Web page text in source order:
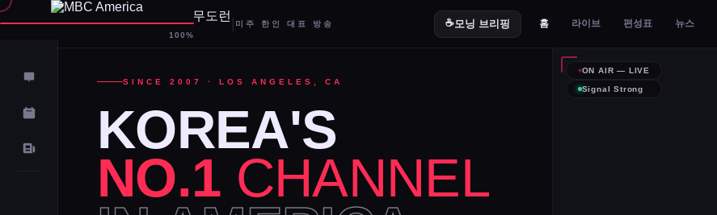
100%
D-
미주 한인 대표 방송 ☕모닝 브리핑 홈 라이브 편성표 뉴스
SINCE 2007 · LOS ANGELES, CA
KOREA'S
NO.1 CHANNEL
ON AIR — LIVE
Signal Strong